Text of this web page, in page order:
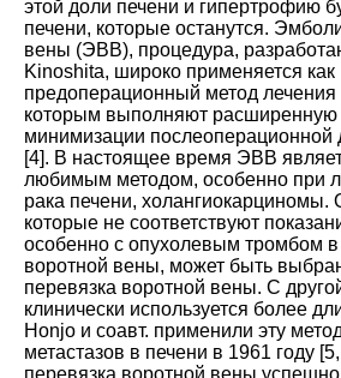
этой доли печени и гипертрофию
печени, которые останутся.
вены (ЭВВ), процедура,
Kinoshita, широко применяется как
предоперационный метод лечения
которым выполняют расширенную
минимизации послеоперационной
[4]. В настоящее время ЭВВ
любимым методом, особенно при
рака печени, холангиокарциномы.
которые не соответствуют
особенно с опухолевым тромбом в
воротной вены, может быть
перевязка воротной вены. С
клинически используется более
Honjo и соавт. применили эту
метастазов в печени в 1961 году [5,
перевязка воротной вены